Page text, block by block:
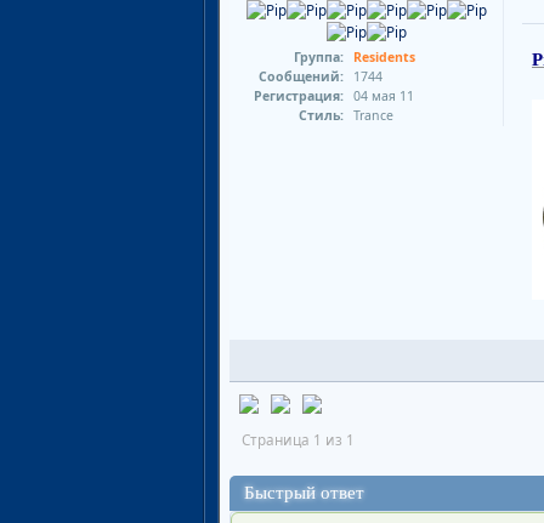
Группа:
Residents
Сообщений:
1744
Регистрация:
04 мая 11
Стиль:
Trance
Страница 1 из 1
Быстрый ответ